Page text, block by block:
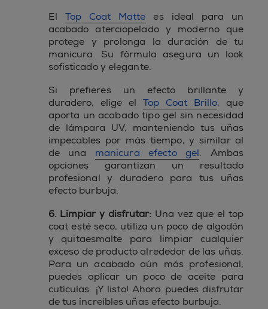
El Top Coat Matte
es ideal para un
acabado aterciopelado y moderno que
protege y prolonga la duración de tu
manicura. Su fórmula asegura un look
sofisticado y elegante.
Si prefieres un efecto brillante y
duradero, elige el Top Coat Brillo, que
aporta un acabado tipo gel sin necesidad
de lámpara UV, manteniendo tus uñas
impecables por más tiempo, y similar al
de una manicura efecto gel. Ambas
opciones garantizan un resultado
profesional y duradero para tus uñas
efecto burbuja.
6. Limpiar y disfrutar: Una vez que el top
coat esté seco, utiliza un poco de algodón
y quitaesmalte para limpiar cualquier
exceso de producto alrededor de las uñas.
Para un acabado aún más profesional,
puedes aplicar un poco de aceite para
cutículas. ¡Y listo! Ahora puedes disfrutar
de tus increíbles uñas efecto burbuja.